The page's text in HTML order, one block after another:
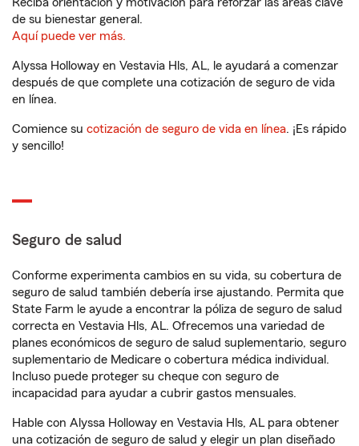
de su bienestar general.
Aquí puede ver más.
Alyssa Holloway en Vestavia Hls, AL, le ayudará a comenzar
después de que complete una cotización de seguro de vida
en línea.
Comience su cotización de seguro de vida en línea. ¡Es rápido
y sencillo!
Seguro de salud
Conforme experimenta cambios en su vida, su cobertura de
seguro de salud también debería irse ajustando. Permita que
State Farm le ayude a encontrar la póliza de seguro de salud
correcta en Vestavia Hls, AL. Ofrecemos una variedad de
planes económicos de seguro de salud suplementario, seguro
suplementario de Medicare o cobertura médica individual.
Incluso puede proteger su cheque con seguro de
incapacidad para ayudar a cubrir gastos mensuales.
Hable con Alyssa Holloway en Vestavia Hls, AL para obtener
una cotización de seguro de salud y elegir un plan diseñado